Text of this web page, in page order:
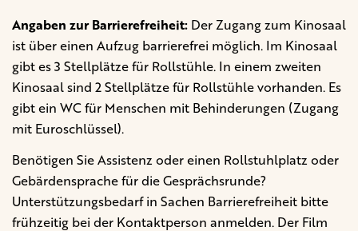
Angaben zur Barrierefreiheit: Der Zugang zum Kinosaal
ist über einen Aufzug barrierefrei möglich. Im Kinosaal
gibt es 3 Stellplätze für Rollstühle. In einem zweiten
Kinosaal sind 2 Stellplätze für Rollstühle vorhanden. Es
gibt ein WC für Menschen mit Behinderungen (Zugang
mit Euroschlüssel).
Benötigen Sie Assistenz oder einen Rollstuhlplatz oder
Gebärdensprache für die Gesprächsrunde?
Unterstützungsbedarf in Sachen Barrierefreiheit bitte
frühzeitig bei der Kontaktperson anmelden. Der Film